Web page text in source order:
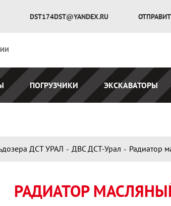
DST174DST@YANDEX.RU
ПОГРУЗЧИКИ ЭКСКАВАТОРЫ
ДСТ УРАЛ ДВС ДСТ-Урал Радиатор
РАДИАТОР